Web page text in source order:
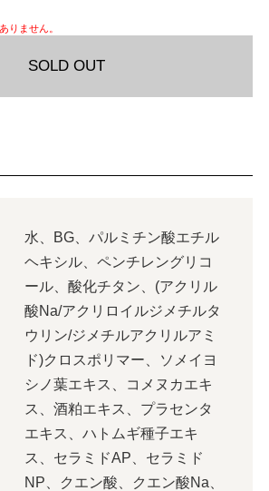
りません。
SOLD OUT
水、BG、パルミチン酸エチル
ヘキシル、ペンチレングリコ
ール、酸化チタン、(アクリル
酸Na/アクリロイルジメチルタ
ウリン/ジメチルアクリルアミ
ド)クロスポリマー、ソメイヨ
シノ葉エキス、コメヌカエキ
ス、酒粕エキス、プラセンタ
エキス、ハトムギ種子エキ
ス、セラミドAP、セラミド
NP、クエン酸、クエン酸Na、